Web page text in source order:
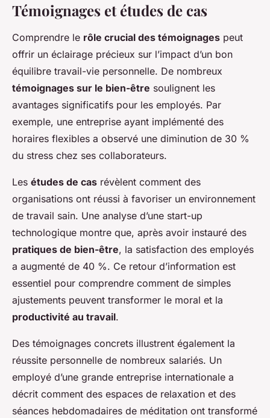
Témoignages et études de cas
Comprendre le rôle crucial des témoignages peut
offrir un éclairage précieux sur l’impact d’un bon
équilibre travail-vie personnelle. De nombreux
témoignages sur le bien-être soulignent les
avantages significatifs pour les employés. Par
exemple, une entreprise ayant implémenté des
horaires flexibles a observé une diminution de 30 %
du stress chez ses collaborateurs.
Les études de cas révèlent comment des
organisations ont réussi à favoriser un environnement
de travail sain. Une analyse d’une start-up
technologique montre que, après avoir instauré des
pratiques de bien-être, la satisfaction des employés
a augmenté de 40 %. Ce retour d’information est
essentiel pour comprendre comment de simples
ajustements peuvent transformer le moral et la
productivité au travail.
Des témoignages concrets illustrent également la
réussite personnelle de nombreux salariés. Un
employé d’une grande entreprise internationale a
décrit comment des espaces de relaxation et des
séances hebdomadaires de méditation ont transformé